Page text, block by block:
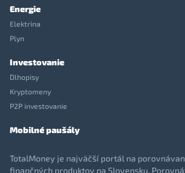
Energie
Elektrina
Plyn
Investovanie
Dlhopisy
Kryptomeny
P2P investovanie
Mobilné paušály
TotalMoney je najväčší portál na
finančných produktov na Slovensku.